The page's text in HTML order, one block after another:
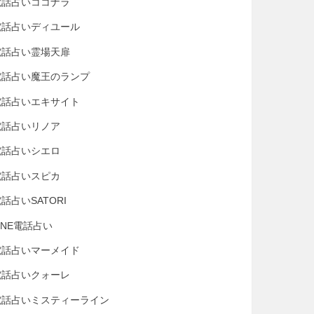
占いディユール
占い霊場天扉
占い魔王のランプ
占いエキサイト
占いリノア
占いシエロ
占いスピカ
占いSATORI
電話占い
占いマーメイド
占いクォーレ
占いミスティーライン